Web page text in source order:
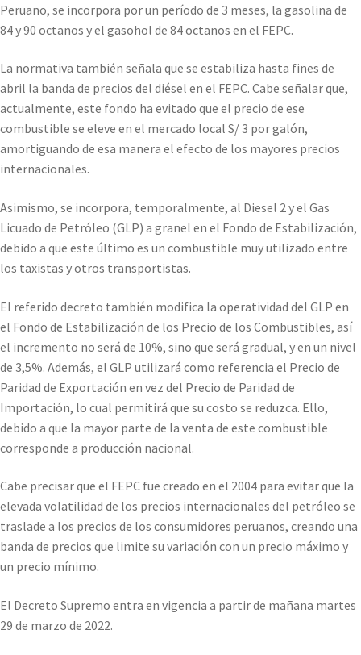
Peruano, se incorpora por un período de 3 meses, la gasolina de
84 y 90 octanos y el gasohol de 84 octanos en el FEPC.
La normativa también señala que se estabiliza hasta fines de
abril la banda de precios del diésel en el FEPC. Cabe señalar que,
actualmente, este fondo ha evitado que el precio de ese
combustible se eleve en el mercado local S/ 3 por galón,
amortiguando de esa manera el efecto de los mayores precios
internacionales.
Asimismo, se incorpora, temporalmente, al Diesel 2 y el Gas
Licuado de Petróleo (GLP) a granel en el Fondo de Estabilización,
debido a que este último es un combustible muy utilizado entre
los taxistas y otros transportistas.
El referido decreto también modifica la operatividad del GLP en
el Fondo de Estabilización de los Precio de los Combustibles, así
el incremento no será de 10%, sino que será gradual, y en un nivel
de 3,5%. Además, el GLP utilizará como referencia el Precio de
Paridad de Exportación en vez del Precio de Paridad de
Importación, lo cual permitirá que su costo se reduzca. Ello,
debido a que la mayor parte de la venta de este combustible
corresponde a producción nacional.
Cabe precisar que el FEPC fue creado en el 2004 para evitar que la
elevada volatilidad de los precios internacionales del petróleo se
traslade a los precios de los consumidores peruanos, creando una
banda de precios que limite su variación con un precio máximo y
un precio mínimo.
El Decreto Supremo entra en vigencia a partir de mañana martes
29 de marzo de 2022.